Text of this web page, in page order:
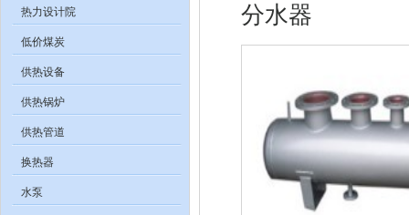
热力设计院
低价煤炭
供热设备
供热锅炉
供热管道
换热器
水泵
分水器